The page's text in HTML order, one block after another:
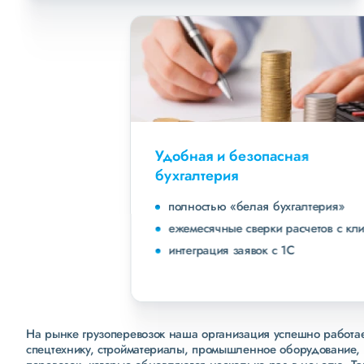
Удобная и безопасная
полностью «белая бухгалтерия»
ежемесячные сверки расчетов с клиентами
интеграция заявок с 1С
На рынке грузоперевозок наша организация успешно
спецтехнику, стройматериалы, промышленное